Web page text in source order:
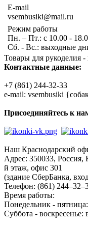
E-mail
vsembusiki@mail.ru
Режим работы
Пн. – Пт.: с 10.00 -
Сб. - Вс.: выходные
Товары для рукоделия
Контактные данные:
+7 (861) 244-32-33
e-mail: vsembusiki
Присоединяйтесь к
Наш Краснодарский
Адрес: 350033, Россия,
й этаж, офис 301
(здание СберБанка,
Телефон: (861)
Время работы:
Понедельник -
Суббота -